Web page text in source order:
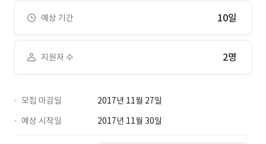
예상 기간 10일
지원자 수 2명
모집 마감일
2017년 11월 27일
예상 시작일
2017년 11월 30일